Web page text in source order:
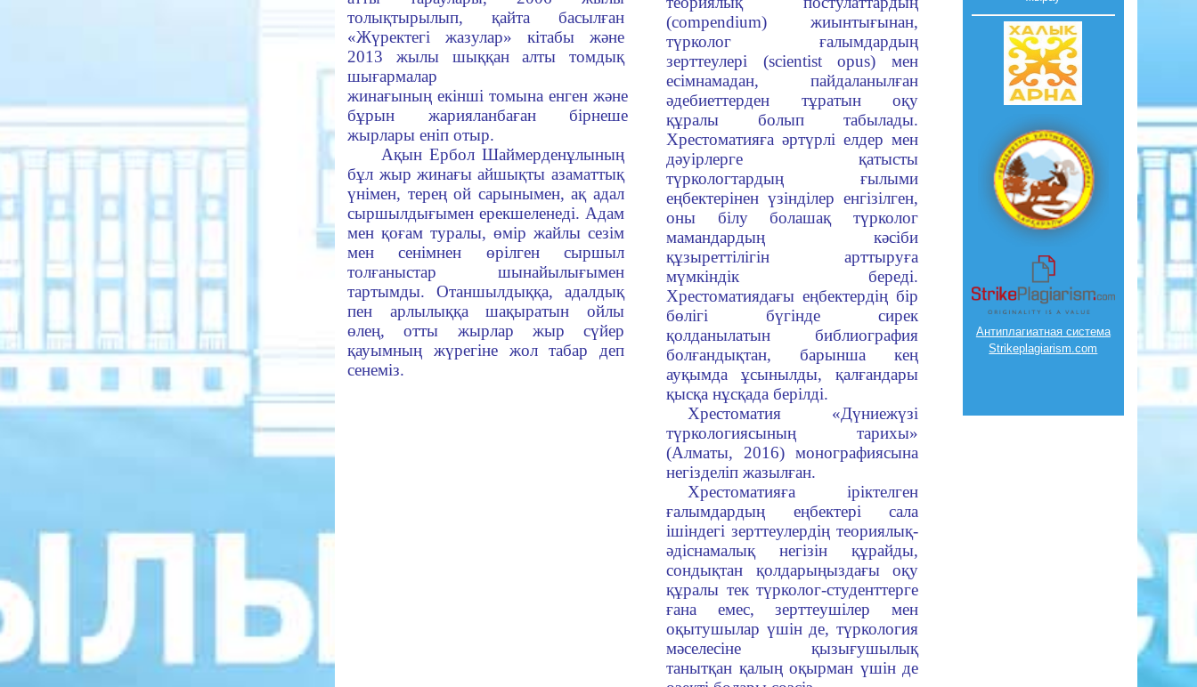
толықтырылып, қайта басылған
«Жүректегі жазулар» кітабы және
2013 жылы шыққан алты томдық
шығармалар
жинағының екінші томына енген және
бұрын жарияланбаған бірнеше
жырлары еніп отыр.
Ақын Ербол Шаймерденұлының
бұл жыр жинағы айшықты азаматтық
үнімен, терең ой сарынымен, ақ адал
сыршылдығымен ерекшеленеді. Адам
мен қоғам туралы, өмір жайлы сезім
мен сенімнен өрілген сыршыл
толғаныстар шынайылығымен
тартымды. Отаншылдыққа, адалдық
пен арлылыққа шақыратын ойлы
өлең, отты жырлар жыр сүйер
қауымның жүрегіне жол табар деп
сенеміз.
(соmpendium) жиынтығынан,
түрколог ғалымдардың
зерттеулері (scientist opus) мен
есімнамадан, пайдаланылған
әдебиеттерден тұратын оқу
құралы болып табылады.
Хрестоматияға әртүрлі елдер мен
дәуірлерге қатысты
түркологтардың ғылыми
еңбектерінен үзінділер енгізілген,
оны білу болашақ түрколог
мамандардың кәсіби
құзыреттілігін арттыруға
мүмкіндік береді.
Хрестоматиядағы еңбектердің бір
бөлігі бүгінде сирек
қолданылатын библиография
болғандықтан, барынша кең
ауқымда ұсынылды, қалғандары
қысқа нұсқада берілді.
Хрестоматия «Дүниежүзі
түркологиясының тарихы»
(Алматы, 2016) монографиясына
негізделіп жазылған.
Хрестоматияға іріктелген
ғалымдардың еңбектері сала
ішіндегі зерттеулердің теориялық-
әдіснамалық негізін құрайды,
сондықтан қолдарыңыздағы оқу
құралы тек түрколог-студенттерге
ғана емес, зерттеушілер мен
оқытушылар үшін де, түркология
мәселесіне қызығушылық
танытқан қалың оқырман үшін де
Антиплагиатная система
Strikeplagiarism.com